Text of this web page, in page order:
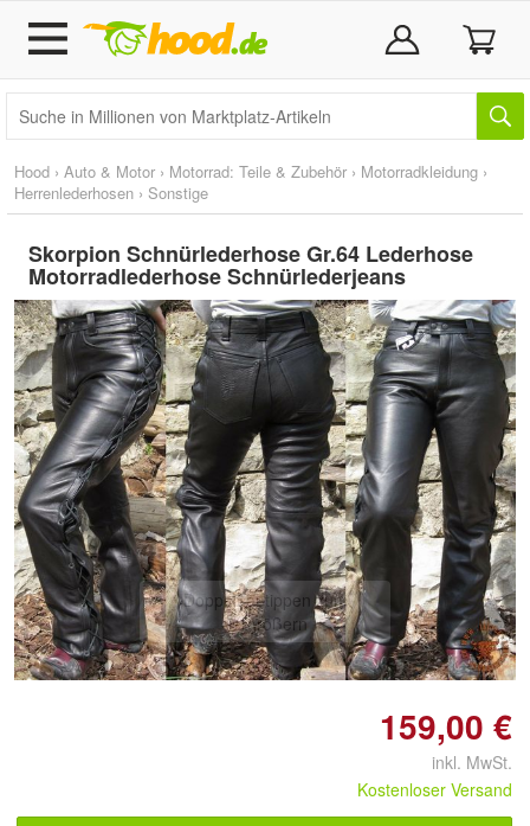
Hood › Auto & Motor › Motorrad: Teile & Zubehör › Motorradkleidung ›
Herrenlederhosen › Sonstige
Skorpion Schnürlederhose Gr.64 Lederhose
Motorradlederhose Schnürlederjeans
Doppelt antippen zum
vergrößern
159,00 €
inkl. MwSt.
Kostenloser Versand